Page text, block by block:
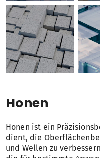
Honen
Honen ist ein
dient, die
und Wellen zu